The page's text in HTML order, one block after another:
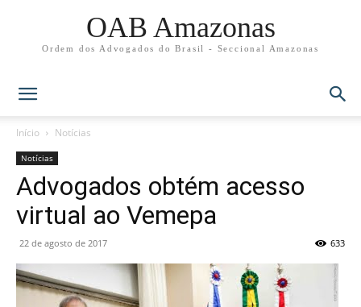
OAB Amazonas
Ordem dos Advogados do Brasil - Seccional Amazonas
Início Notícias
Notícias
Advogados obtém acesso
virtual ao Vemepa
22 de agosto de 2017 633